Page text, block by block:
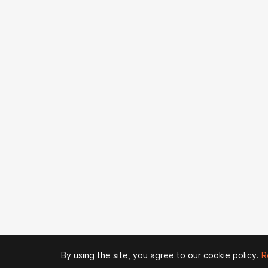
By using the site, you agree to our cookie policy.